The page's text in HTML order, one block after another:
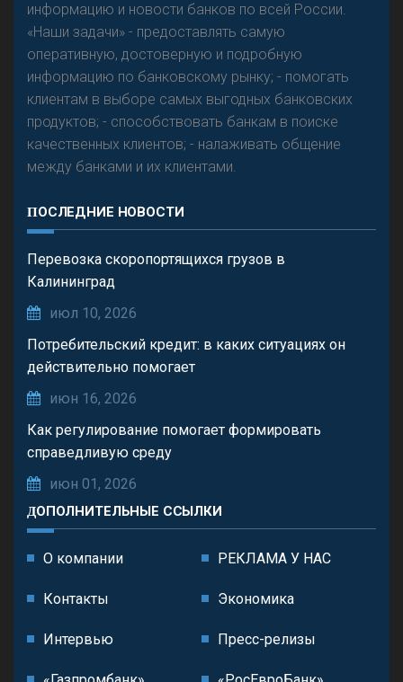
предвидится - «Интервью»
информацию и новости банков по всей России.
«Наши задачи» - предоставлять самую
оперативную, достоверную и подробную
информацию по банковскому рынку; - помогать
клиентам в выборе самых выгодных банковских
продуктов; - способствовать банкам в поиске
качественных клиентов; - налаживать общение
между банками и их клиентами.
ПОСЛЕДНИЕ НОВОСТИ
Перевозка скоропортящихся грузов в
Калининград
июл 10, 2026
Потребительский кредит: в каких ситуациях он
действительно помогает
июн 16, 2026
Как регулирование помогает формировать
справедливую среду
июн 01, 2026
ДОПОЛНИТЕЛЬНЫЕ ССЫЛКИ
О компании РЕКЛАМА У НАС
Контакты Экономика
Интервью Пресс-релизы